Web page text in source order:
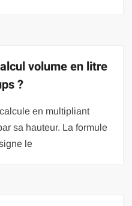
volume en litre
?
en multipliant
sa hauteur. La formule
le